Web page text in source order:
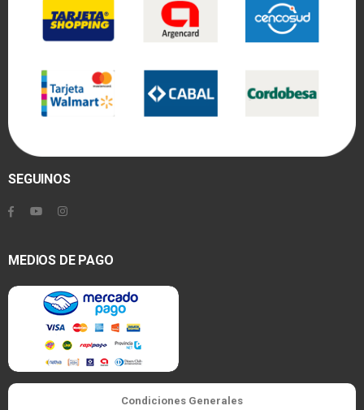
SEGUINOS
MEDIOS DE PAGO
Condiciones Generales